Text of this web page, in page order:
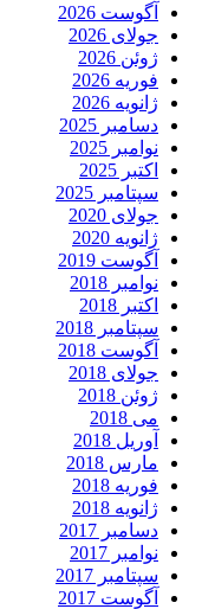
آگوست 2026
جولای 2026
ژوئن 2026
فوریه 2026
ژانویه 2026
دسامبر 2025
نوامبر 2025
اکتبر 2025
سپتامبر 2025
جولای 2020
ژانویه 2020
آگوست 2019
نوامبر 2018
اکتبر 2018
سپتامبر 2018
آگوست 2018
جولای 2018
ژوئن 2018
می 2018
آوریل 2018
مارس 2018
فوریه 2018
ژانویه 2018
دسامبر 2017
نوامبر 2017
سپتامبر 2017
آگوست 2017